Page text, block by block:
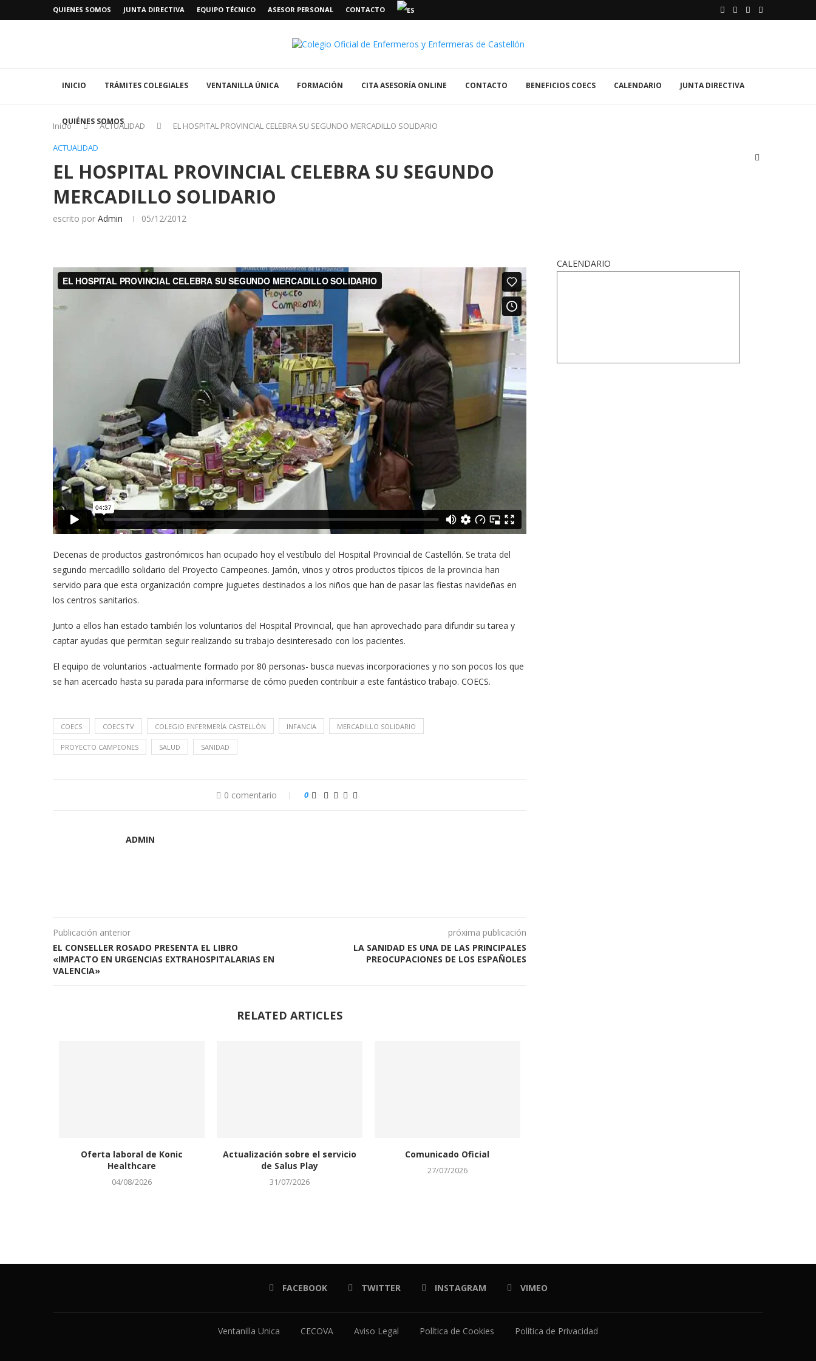
QUIENES SOMOS JUNTA DIRECTIVA EQUIPO TÉCNICO ASESOR PERSONAL CONTACTO
INICIO TRÁMITES COLEGIALES VENTANILLA ÚNICA FORMACIÓN CITA ASESORÍA ONLINE CONTACTO BENEFICIOS COECS CALENDARIO JUNTA DIRECTIVA
QUIÉNES SOMOS
Inicio ACTUALIDAD
EL HOSPITAL PROVINCIAL CELEBRA SU SEGUNDO MERCADILLO SOLIDARIO
ACTUALIDAD
EL HOSPITAL PROVINCIAL CELEBRA SU SEGUNDO
MERCADILLO SOLIDARIO
escrito por Admin 05/12/2012
Decenas de productos gastronómicos han ocupado hoy el vestíbulo del Hospital Provincial de Castellón. Se trata del
segundo mercadillo solidario del Proyecto Campeones. Jamón, vinos y otros productos típicos de la provincia han
servido para que esta organización compre juguetes destinados a los niños que han de pasar las fiestas navideñas en
los centros sanitarios.
Junto a ellos han estado también los voluntarios del Hospital Provincial, que han aprovechado para difundir su tarea y
captar ayudas que permitan seguir realizando su trabajo desinteresado con los pacientes.
El equipo de voluntarios -actualmente formado por 80 personas- busca nuevas incorporaciones y no son pocos los que
se han acercado hasta su parada para informarse de cómo pueden contribuir a este fantástico trabajo. COECS.
COECS COECS TV COLEGIO ENFERMERÍA CASTELLÓN INFANCIA MERCADILLO SOLIDARIO
PROYECTO CAMPEONES SALUD SANIDAD
0 comentario 0
ADMIN
Publicación anterior
EL CONSELLER ROSADO PRESENTA EL LIBRO
«IMPACTO EN URGENCIAS EXTRAHOSPITALARIAS EN
VALENCIA»
próxima publicación
LA SANIDAD ES UNA DE LAS PRINCIPALES
PREOCUPACIONES DE LOS ESPAÑOLES
RELATED ARTICLES
Oferta laboral de Konic
Healthcare
04/08/2026
Actualización sobre el servicio
de Salus Play
31/07/2026
Comunicado Oficial
27/07/2026
CALENDARIO
FACEBOOK TWITTER INSTAGRAM VIMEO
Ventanilla Unica CECOVA Aviso Legal Política de Cookies Política de Privacidad